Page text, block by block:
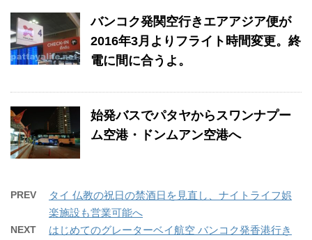
バンコク発関空行きエアアジア便が
2016年3月よりフライト時間変更。終
電に間に合うよ。
始発バスでパタヤからスワンナプー
ム空港・ドンムアン空港へ
PREV
タイ 仏教の祝日の禁酒日を見直し、ナイトライフ娯
楽施設も営業可能へ
NEXT
はじめてのグレーターベイ航空 バンコク発香港行き